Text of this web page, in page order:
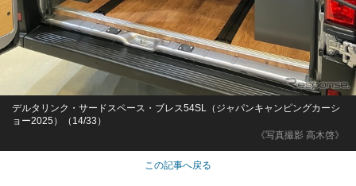
《写真撮影 高木啓》
デルタリンク・サードスペース・ブレス54SL（ジャパンキャンピングカーシ
ョー2025）（14/33）
この記事へ戻る